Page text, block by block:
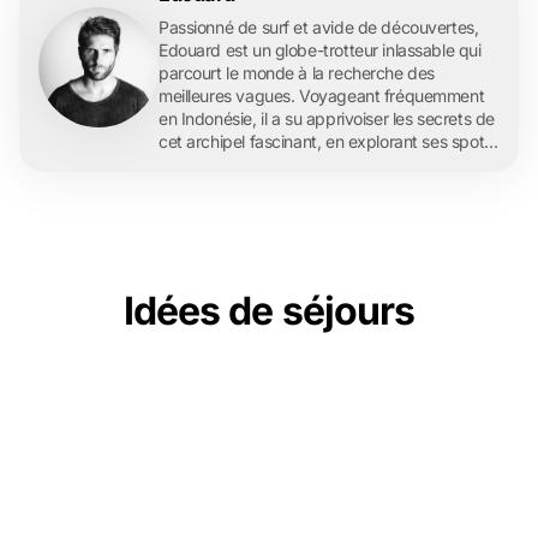
Passionné de surf et avide de découvertes,
Edouard est un globe-trotteur inlassable qui
parcourt le monde à la recherche des
meilleures vagues. Voyageant fréquemment
en Indonésie, il a su apprivoiser les secrets de
cet archipel fascinant, en explorant ses spots
ses aventures indonésiennes. À travers ses
articles, il espère non seulement transmettre
Idées de séjours